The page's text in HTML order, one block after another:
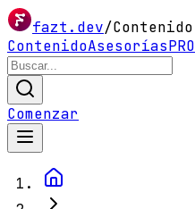
fazt.dev/Contenido
ContenidoAsesoríasPRO
Comenzar